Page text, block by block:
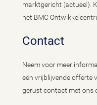
marktgericht (actueel).
het BMC
Contact
Neem voor meer
een vrijblijvende offerte
gerust contact met ons